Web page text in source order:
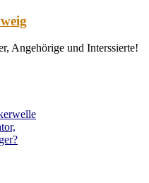
Angehörige und Interssierte!